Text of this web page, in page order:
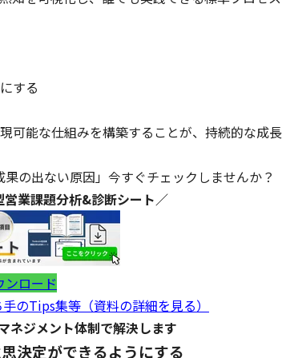
する
可能な仕組みを構築することが、持続的な成長
の出ない原因」今すぐチェックしませんか？
業課題分析&診断シート／
ンロード
のTips集等（資料の詳細を見る）
ネジメント体制で解決します
決定ができるようにする